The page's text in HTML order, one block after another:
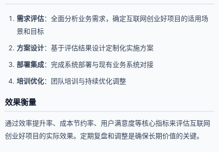
需求评估：全面分析业务需求，确定互联网创业好项目的适用场
景和目标
方案设计：基于评估结果设计定制化实施方案
部署集成：完成系统部署与现有业务系统对接
培训优化：团队培训与持续优化调整
效果衡量
通过效率提升率、成本节约率、用户满意度等核心指标来评估互联网
创业好项目的实际效果。定期复盘和调整是确保长期价值的关键。